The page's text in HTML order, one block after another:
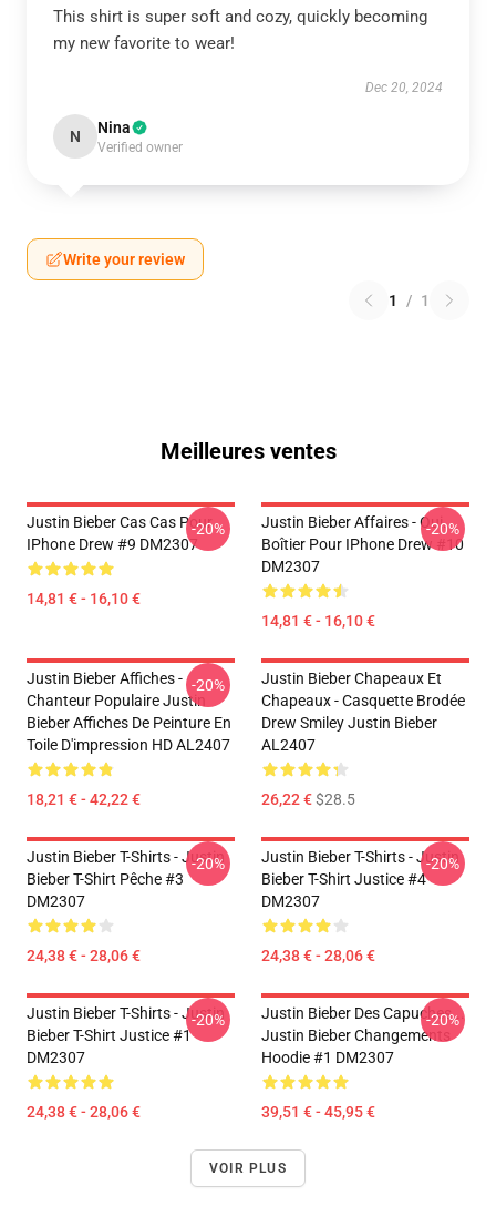
This shirt is super soft and cozy, quickly becoming
my new favorite to wear!
Dec 20, 2024
N Nina
Verified owner
Write your review
1 / 1
Meilleures ventes
Justin Bieber Cas Cas Pour
IPhone Drew #9 DM2307
14,81 € - 16,10 €
-20%
Justin Bieber Affaires - Oui.
Boîtier Pour IPhone Drew #10
DM2307
14,81 € - 16,10 €
-20%
Justin Bieber Affiches -
Chanteur Populaire Justin
Bieber Affiches De Peinture En
Toile D'impression HD AL2407
18,21 € - 42,22 €
-20%
Justin Bieber Chapeaux Et
Chapeaux - Casquette Brodée
Drew Smiley Justin Bieber
AL2407
26,22 €$28.5
Justin Bieber T-Shirts - Justin
Bieber T-Shirt Pêche #3
DM2307
24,38 € - 28,06 €
-20%
Justin Bieber T-Shirts - Justin
Bieber T-Shirt Justice #4
DM2307
24,38 € - 28,06 €
-20%
Justin Bieber T-Shirts - Justin
Bieber T-Shirt Justice #1
DM2307
24,38 € - 28,06 €
-20%
Justin Bieber Des Capuches...
Justin Bieber Changements
Hoodie #1 DM2307
39,51 € - 45,95 €
-20%
VOIR PLUS